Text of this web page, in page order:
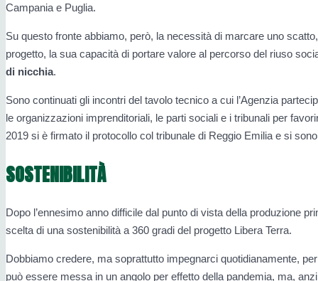
Campania e Puglia.
Su questo fronte abbiamo, però, la necessità di marcare uno
progetto, la sua capacità di portare valore al percorso del riuso
di nicchia.
Sono continuati gli incontri del tavolo tecnico a cui l’Agenzia
le organizzazioni imprenditoriali, le parti sociali e i tribunali per
2019 si è firmato il protocollo col tribunale di Reggio Emilia e si
SOSTENIBILITÀ
Dopo l’ennesimo anno difficile dal punto di vista della produzione
scelta di una sostenibilità a 360 gradi del progetto Libera Terra.
Dobbiamo credere, ma soprattutto impegnarci quotidianamente,
può essere messa in un angolo per effetto della pandemia, ma,